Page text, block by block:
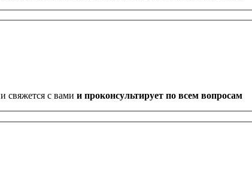
свяжется с вами и проконсультирует по всем вопросам